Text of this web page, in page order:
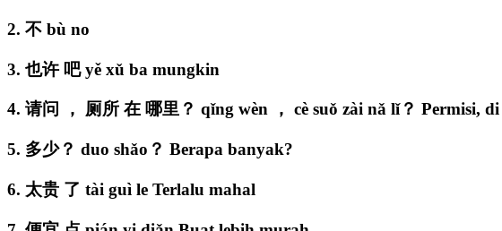
2. 不 bù no
3. 也许 吧 yě xǔ ba mungkin
4. 请问 ， 厕所 在 哪里？ qǐng wèn ， cè suǒ zài nǎ lǐ？ Permisi,
5. 多少？ duo shǎo？ Berapa banyak?
6. 太贵 了 tài guì le Terlalu mahal